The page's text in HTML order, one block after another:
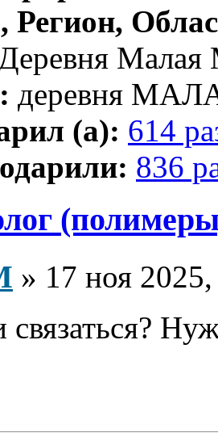
Регион,
Малая
деревня
(а): 614
836
» 17 ноя
связаться?